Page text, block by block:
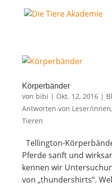
Kör­per­bän­der
von bibi | Okt. 12, 2016|
Antworten von Leser/innen,
Tieren
Tel­ling­ton-
Pfer­de sanft und
ken­nen wir
von „thun­der­shirts“.